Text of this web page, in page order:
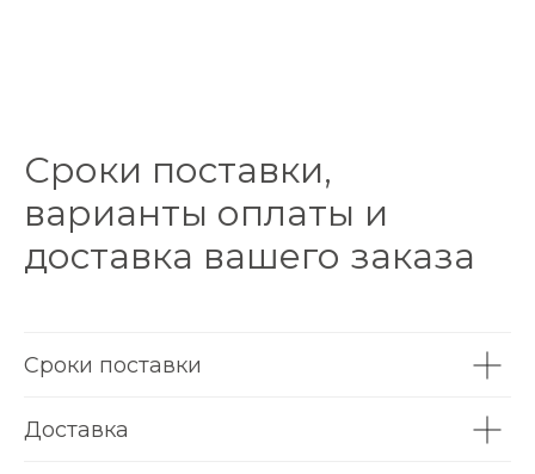
Сроки поставки,
варианты оплаты и
доставка вашего заказа
Сроки поставки
Доставка